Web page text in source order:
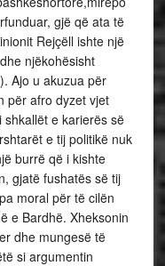
gjë që ata të
Rejçëll ishte një
njëkohësisht
Ajo u akuzua për
për afro dyzet vjet
shkallët e karierës së
e tij politikë nuk
burrë që i kishte
gjatë fushatës së tij
moral për të cilën
e Bardhë. Xheksonin
dhe mungesë të
si argumentin